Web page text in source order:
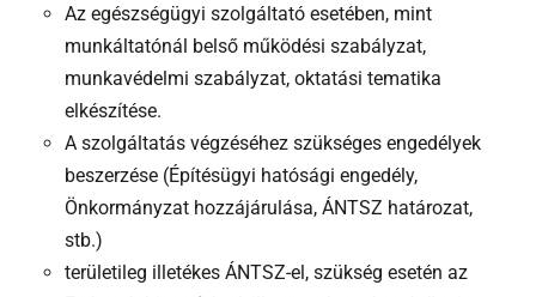
Az egészségügyi szolgáltató esetében, mint
munkáltatónál belső működési szabályzat,
munkavédelmi szabályzat, oktatási tematika
elkészítése.
A szolgáltatás végzéséhez szükséges engedélyek
beszerzése (Építésügyi hatósági engedély,
Önkormányzat hozzájárulása, ÁNTSZ határozat,
stb.)
területileg illetékes ÁNTSZ-el, szükség esetén az